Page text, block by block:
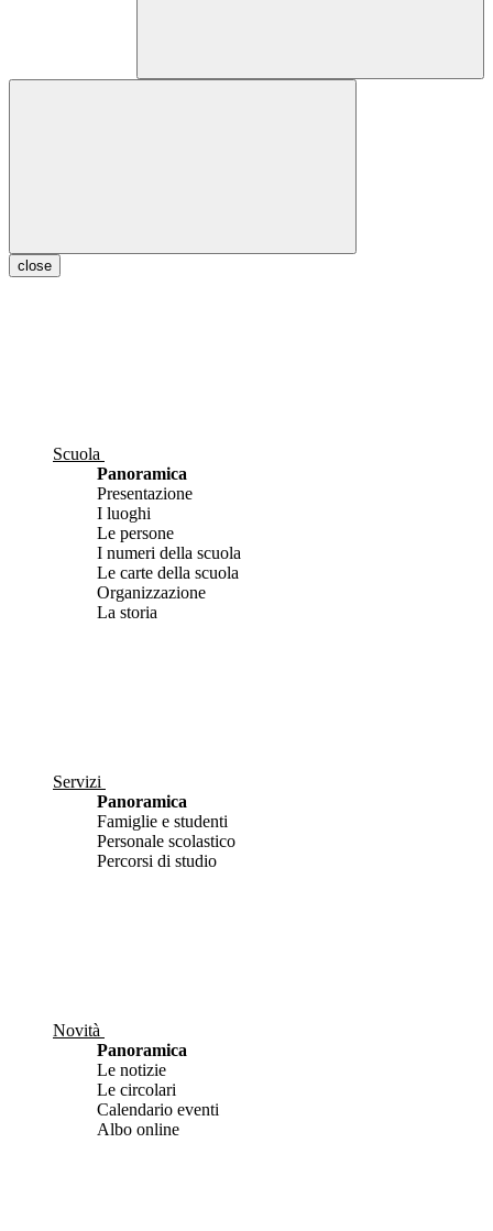
close
Scuola
Panoramica
Presentazione
I luoghi
Le persone
I numeri della scuola
Le carte della scuola
Organizzazione
La storia
Servizi
Panoramica
Famiglie e studenti
Personale scolastico
Percorsi di studio
Novità
Panoramica
Le notizie
Le circolari
Calendario eventi
Albo online